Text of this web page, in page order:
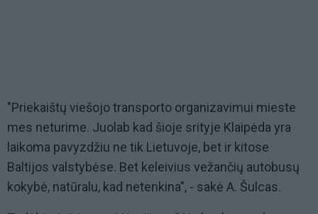
"Priekaištų viešojo transporto organizavimui mieste
mes neturime. Juolab kad šioje srityje Klaipėda yra
laikoma pavyzdžiu ne tik Lietuvoje, bet ir kitose
Baltijos valstybėse. Bet keleivius vežančių autobusų
kokybė, natūralu, kad netenkina", - sakė A. Šulcas.